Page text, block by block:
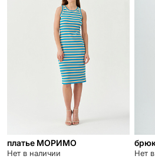
платье МОРИМО
Нет в наличии Нет